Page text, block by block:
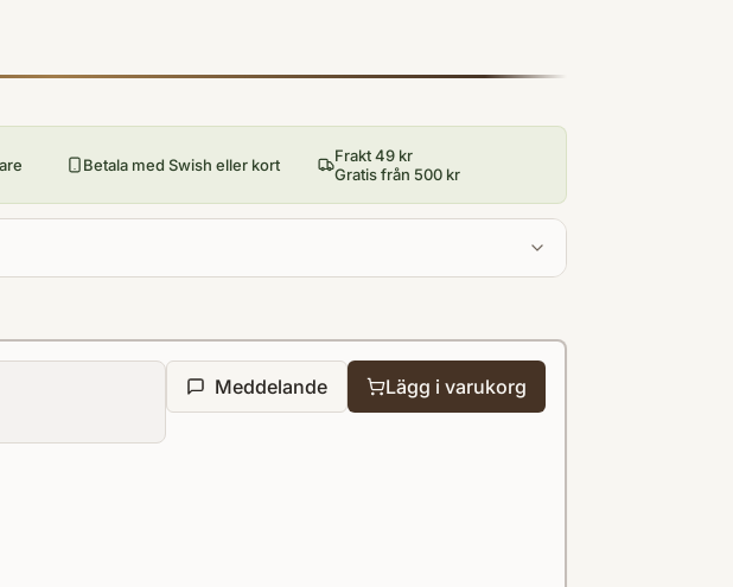
Betala med Swish eller kort
Frakt 49 kr
Gratis från 500 kr
Meddelande Lägg i varukorg